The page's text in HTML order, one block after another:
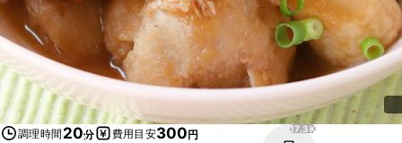
調理時間 20分 費用目安300円 17.3K